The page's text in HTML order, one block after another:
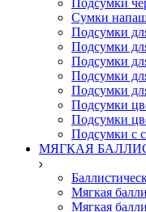
Подсумки
Сумки
Подсумки
Подсумки
Подсумки
Подсумки
Подсумки
Подсумки
Подсумки
Подсумки с
МЯГКАЯ
Мягкая
Мягкая